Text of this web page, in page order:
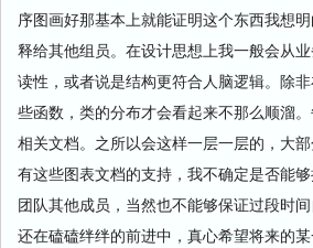
序图画好那基本上就能证明这个东西我想
释给其他组员。在设计思想上我一般会从
读性，或者说是结构更符合人脑逻辑。除
些函数，类的分布才会看起来不那么顺溜
相关文档。之所以会这样一层一层的，大
有这些图表文档的支持，我不确定是否能
团队其他成员，当然也不能够保证过段时
还在磕磕绊绊的前进中，真心希望将来的